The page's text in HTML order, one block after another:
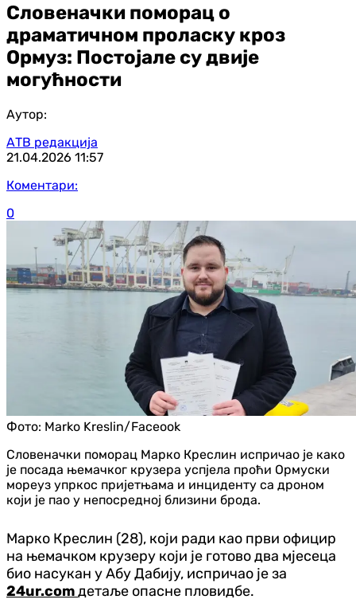
Словеначки поморац о
драматичном проласку кроз
Ормуз: Постојале су двије
могућности
Аутор:
АТВ редакција
21.04.2026 11:57
Коментари:
0
Фото: Marko Kreslin/Faceook
Словеначки поморац Марко Креслин испричао је како
је посада њемачког крузера успјела проћи Ормуски
мореуз упркос пријетњама и инциденту са дроном
који је пао у непосредној близини брода.
Марко Креслин (28), који ради као први официр
на њемачком крузеру који је готово два мјесеца
био насукан у Абу Дабију, испричао је за
24ur.comдетаље опасне пловидбе.